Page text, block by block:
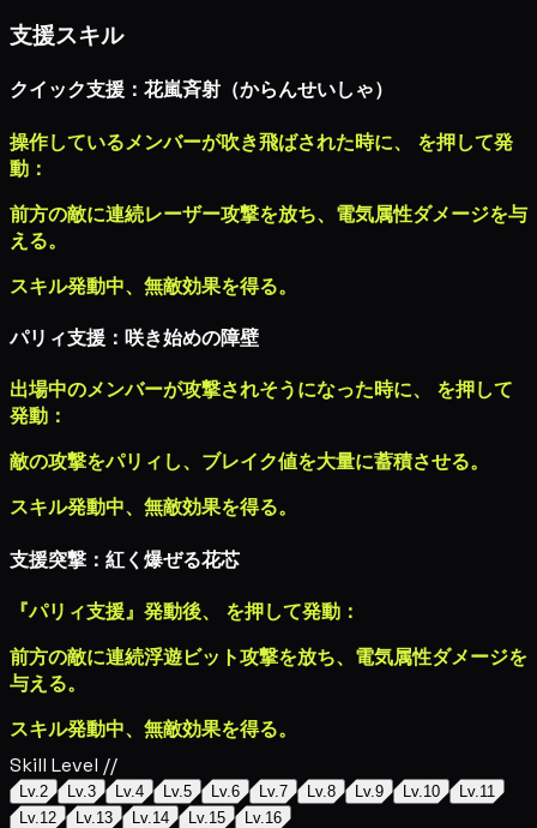
支援スキル
クイック支援：花嵐斉射（からんせいしゃ）
操作しているメンバーが吹き飛ばされた時に、 を押して発
動：
前方の敵に連続レーザー攻撃を放ち、 電気属性ダメージを与
える。
スキル発動中、無敵効果を得る。
パリィ支援：咲き始めの障壁
出場中のメンバーが攻撃されそうになった時に、 を押して
発動：
敵の攻撃をパリィし、ブレイク値を大量に蓄積させる。
スキル発動中、無敵効果を得る。
支援突撃：紅く爆ぜる花芯
『パリィ支援』発動後、 を押して発動：
前方の敵に連続浮遊ビット攻撃を放ち、 電気属性ダメージを
与える。
スキル発動中、無敵効果を得る。
Skill Level //
Lv.2 Lv.3 Lv.4 Lv.5 Lv.6 Lv.7 Lv.8 Lv.9 Lv.10
Lv.11
Lv.12
Lv.13 Lv.14 Lv.15 Lv.16